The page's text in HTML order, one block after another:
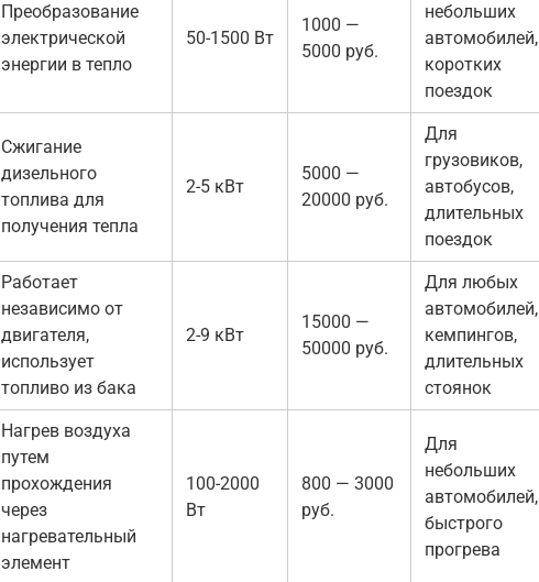
Преобразование
электрической
энергии в тепло
50-1500 Вт
1000 —
5000 руб.
небольших
автомобилей,
коротких
поездок
Сжигание
дизельного
топлива для
получения тепла
2-5 кВт
5000 —
20000 руб.
Для
грузовиков,
автобусов,
длительных
поездок
Работает
независимо от
двигателя,
использует
топливо из бака
2-9 кВт
15000 —
50000 руб.
Для любых
автомобилей,
кемпингов,
длительных
стоянок
Нагрев воздуха
путем
прохождения
через
нагревательный
элемент
100-2000
Вт
800 — 3000
руб.
Для
небольших
автомобилей,
быстрого
прогрева